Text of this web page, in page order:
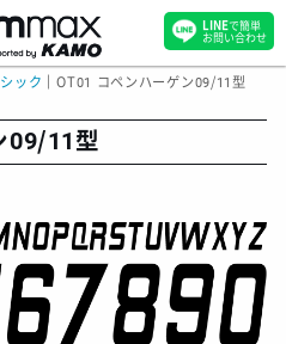
ック ｜OT01 コペンハーゲン09/11型
09/11型
LINEで簡単
お問い合わせ